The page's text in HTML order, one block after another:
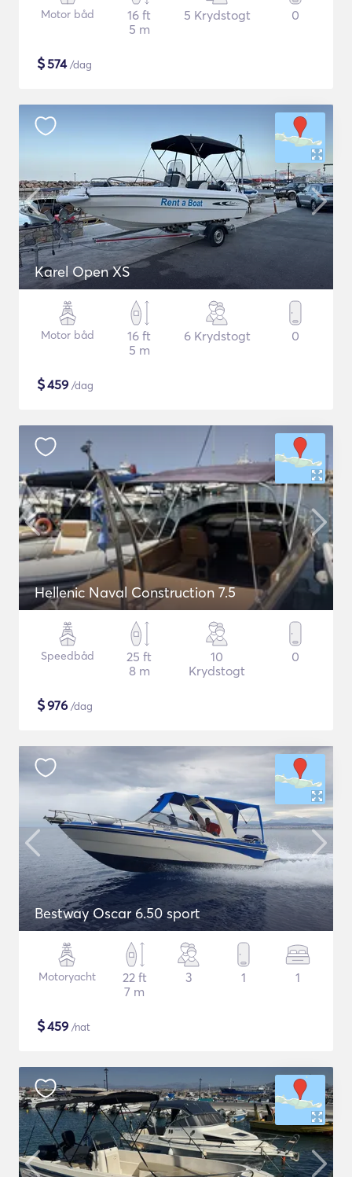
Motor båd
16 ft
5 m
5 Krydstogt 0
$574/dag
Karel Open XS
Motor båd
16 ft
5 m
6 Krydstogt 0
$459 /dag
Hellenic Naval Construction 7.5
Speedbåd
25 ft
8 m
10
Krydstogt
0
$976 /dag
Bestway Oscar 6.50 sport
Motoryacht
22 ft
7 m
3 1 1
$459 /nat